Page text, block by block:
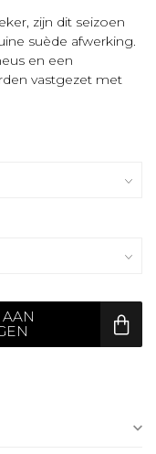
zijn dit seizoen
suède afwerking.
en een
vastgezet met